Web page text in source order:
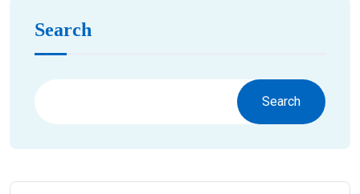
Search
Search